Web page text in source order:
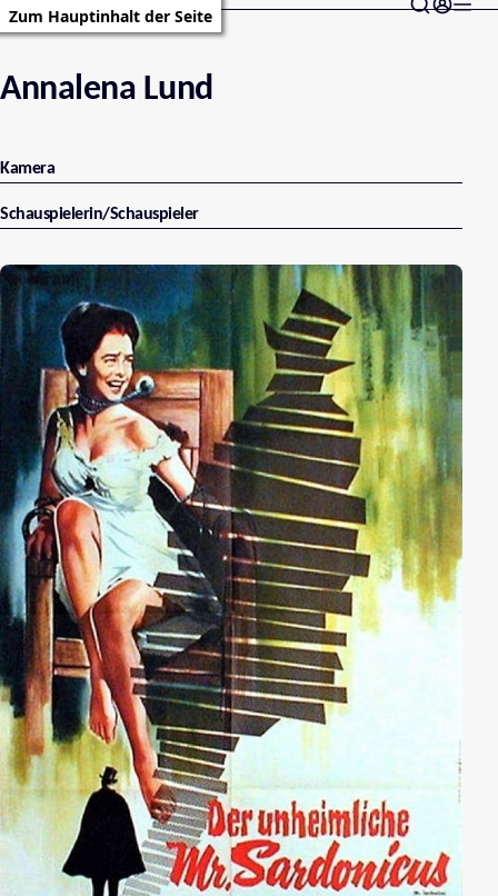
Zum Hauptinhalt der Seite
Annalena Lund
Kamera
Schauspielerin/Schauspieler